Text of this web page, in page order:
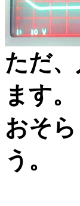
ただ
ます。
おそ
う。